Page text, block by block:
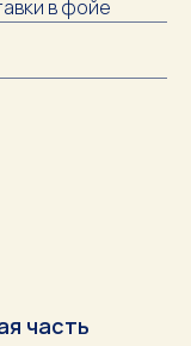
в фойе
часть